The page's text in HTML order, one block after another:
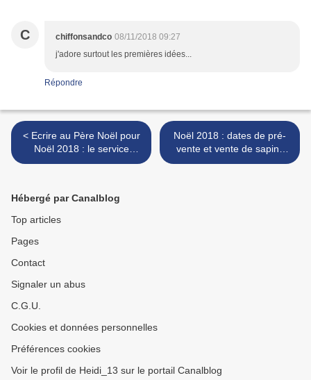
C chiffonsandco 08/11/2018 09:27
j'adore surtout les premières idées...
Répondre
< Ecrire au Père Noël pour
Noël 2018 : le service
courrier et mail de La Poste
Noël 2018 : dates de pré-
vente et vente de sapins
Ikéa (+ bon plan kids) >
Hébergé par Canalblog
Top articles
Pages
Contact
Signaler un abus
C.G.U.
Cookies et données personnelles
Préférences cookies
Voir le profil de Heidi_13 sur le portail Canalblog